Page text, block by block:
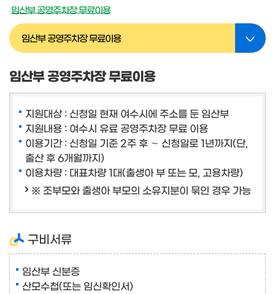
임산부 공영주차장 무료이용
임산부 공영주차장 무료이용
임산부 공영주차장 무료이용
지원대상 : 신청일 현재 여수시에 주소를 둔 임산부
지원내용 : 여수시 유료 공영주차장 무료 이용
이용기간 : 신청일 기준 2주 후 ∼ 신청일로 1년까지(단,
출산 후 6개월까지)
이용차량 : 대표차량 1대(출생아 부 또는 모, 고용차량)
※ 조부모와 출생아 부모의 소유지분이 묶인 경우 가능
구비서류
임산부 신분증
산모수첩(또는 임신확인서)